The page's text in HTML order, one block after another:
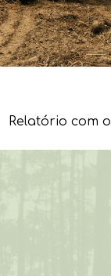
Relatório com